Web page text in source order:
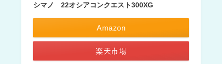
シマノ 22オシアコンクエスト300XG
Amazon
楽天市場